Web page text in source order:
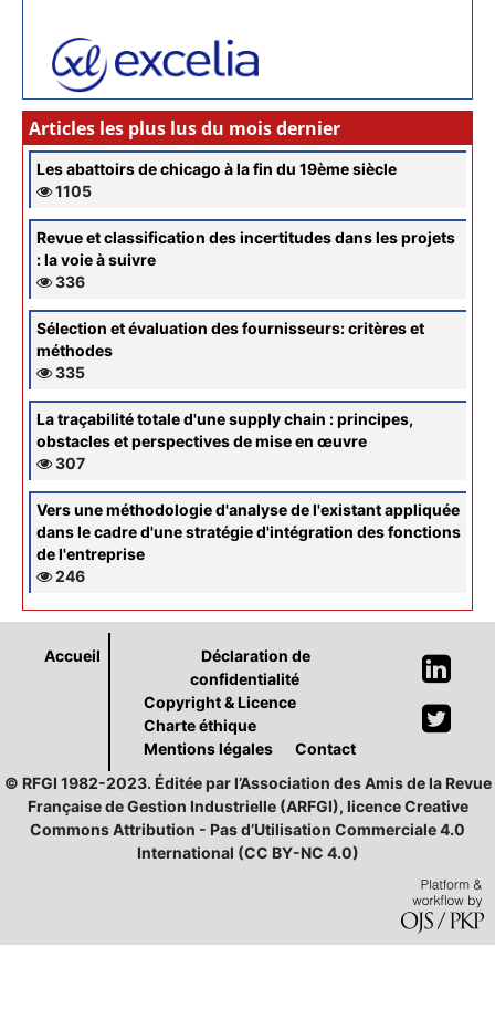
Articles les plus lus du mois dernier
Les abattoirs de chicago à la fin du 19ème siècle
1105
Revue et classification des incertitudes dans les projets
: la voie à suivre
336
Sélection et évaluation des fournisseurs: critères et
méthodes
335
La traçabilité totale d'une supply chain : principes,
obstacles et perspectives de mise en œuvre
307
Vers une méthodologie d'analyse de l'existant appliquée
dans le cadre d'une stratégie d'intégration des fonctions
de l'entreprise
246
Accueil
Déclaration de
confidentialité
Copyright & Licence
Charte éthique
Mentions légales
Contact
© RFGI 1982-2023. Éditée par l’Association des Amis de la Revue
Française de Gestion Industrielle (ARFGI), licence Creative
Commons Attribution - Pas d’Utilisation Commerciale 4.0
International (CC BY-NC 4.0)